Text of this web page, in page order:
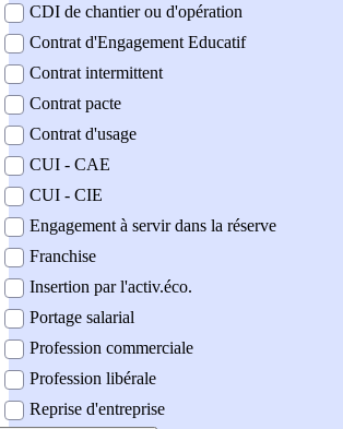
CDI de chantier ou d'opération
Contrat d'Engagement Educatif
Contrat intermittent
Contrat pacte
Contrat d'usage
CUI - CAE
CUI - CIE
Engagement à servir dans la réserve
Franchise
Insertion par l'activ.éco.
Portage salarial
Profession commerciale
Profession libérale
Reprise d'entreprise